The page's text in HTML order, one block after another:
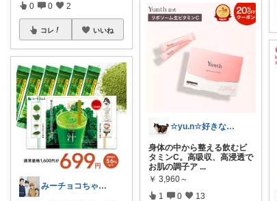
0 0 2
コレ いいね
みーチョコちゃん☆充実した日々
☆yu.n☆好きなものに癒されたい☆
身体の中から整える飲むビ
タミンC。高吸収、高浸透で
お肌の調子ア ...
￥ 3,960～
1 0 13